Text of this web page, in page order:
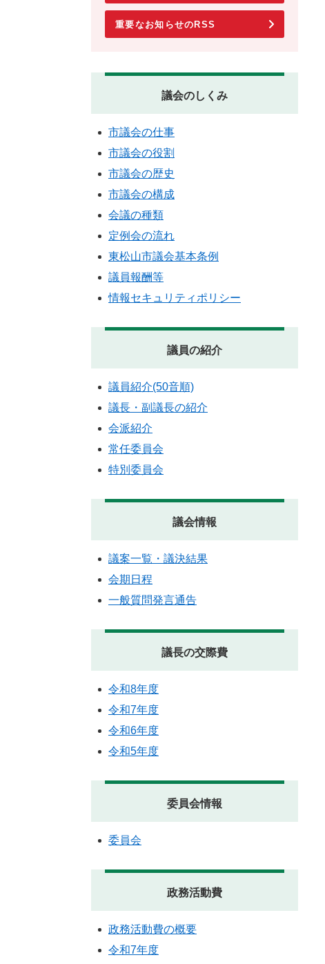
重要なお知らせのRSS
議会のしくみ
市議会の仕事
市議会の役割
市議会の歴史
市議会の構成
会議の種類
定例会の流れ
東松山市議会基本条例
議員報酬等
情報セキュリティポリシー
議員の紹介
議員紹介(50音順)
議長・副議長の紹介
会派紹介
常任委員会
特別委員会
議会情報
議案一覧・議決結果
会期日程
一般質問発言通告
議長の交際費
令和8年度
令和7年度
令和6年度
令和5年度
委員会情報
委員会
政務活動費
政務活動費の概要
令和7年度